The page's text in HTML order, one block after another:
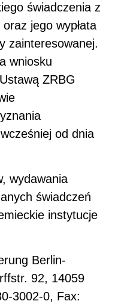
świadczenia z
jego wypłata
zainteresowanej.
wniosku
ZRBG
od dnia
wydawania
świadczeń
instytucje
Berlin-
92, 14059
3002-0, Fax: